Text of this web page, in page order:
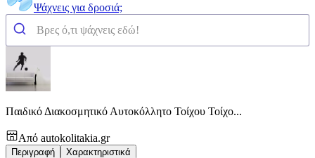
Ψάχνεις για δροσιά;
Παιδικό Διακοσμητικό Αυτοκόλλητο Τοίχου Τοίχο...
Από autokolitakia.gr
Περιγραφή Χαρακτηριστικά